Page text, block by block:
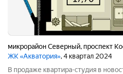
микрорайон Северный, проспект
ЖК «Акватория», 4 квартал 2024
В продаже квартира-студия в